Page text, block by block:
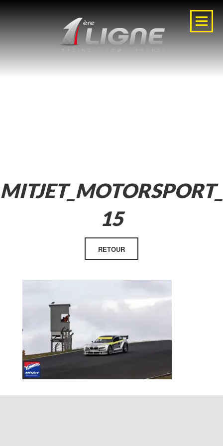
15
RETOUR